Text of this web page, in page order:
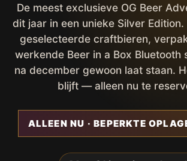
De meest exclusieve OG Beer
dit jaar in een unieke Silver
geselecteerde craftbieren,
werkende Beer in a Box Bluetooth
na december gewoon laat staan.
blijft — alleen nu te
ALLEEN NU · BEPERKTE